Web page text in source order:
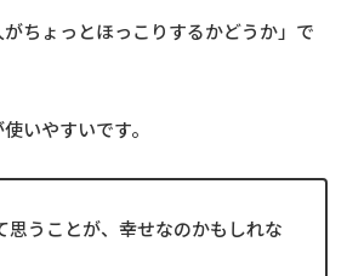
ちょっとほっこりするかどうか」で
いやすいです。
思うことが、幸せなのかもしれな